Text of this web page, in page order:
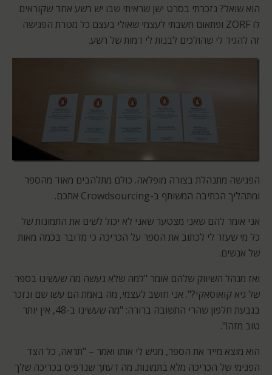
הוא שואל? נזכרתי בסרט ישן שראיתי שבו יש רשע אחד שקוראים
לו ZORF ופתאום חשבתי לעצמי שאולי בעצם כל מטרת הפגישה
זה להגיד לי שהולכים לבנות לי דמות של רשע.
הפגישה מתנהלת בצורה מופלאה. כולם מתלהבים מאוד מהספר
ומתהליך הכתיבה המשותף ב-Crowdsourcing אתכם.
אני אומר להם שאני מצטער שאני לא יכול לשים את התמונות של
כל מי שעזר לי לכתוב את הספר על הכריכה כי מדובר בכמה מאות
של אנשים.
ואז מנהל השיווק שלהם אומר "למה שלא נעשה מה שעשינו בספר
של גיא קואוסאקי?". אני חושב לעצמי, מה באמת הם עשו שם ונזכר
בגבעת חלפון שהרי התשובה ברורה: "מה שעשינו ב-48, אין יותר
טוב מזה!".
הוא מוצא מייד את הספר, מגיש לי אותו ואמר – "תראה, כל הצד
הפנימי של הכריכה מלא בתמונות. מה דעתך שנדפיס בכריכה שלך